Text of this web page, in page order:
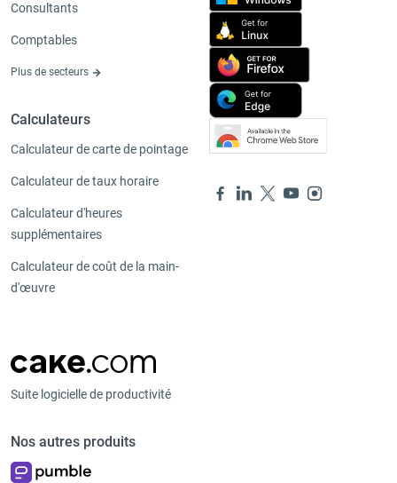
Consultants
Comptables
Plus de secteurs
Calculateurs
Calculateur de carte de pointage
Calculateur de taux horaire
Calculateur d'heures
supplémentaires
Calculateur de coût de la main-
d'œuvre
Suite logicielle de productivité
Nos autres produits